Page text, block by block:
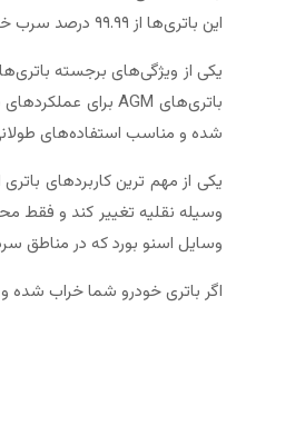
این باتری‌ها از ۹۹.۹۹ درصد سرب خالص ساخته شده‌اند که موجب افزایش کارایی و طول عمر آن‌ها می‌شود. همچنین، جداکننده‌های AGM امکان نصب باتری در زوایای مختلف را فراهم می‌کنند.
شده و مناسب استفاده‌های
یکی از مهم ترین کاربردهای
وسیله نقلیه تغییر کند و فقط
وسایل اسنو بورد که در مناطق
اگر باتری خودرو شما خراب شده